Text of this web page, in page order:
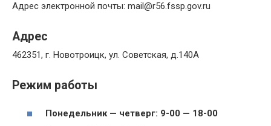
Адрес электронной почты: mail@r56.fssp.gov.ru
Адрес
462351, г. Новотроицк, ул. Советская, д.140А
Режим работы
Понедельник — четверг: 9-00 — 18-00